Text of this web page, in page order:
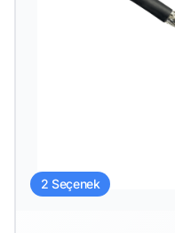
2 Seçenek